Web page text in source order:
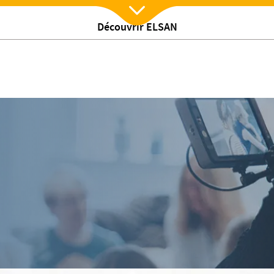
Découvrir ELSAN
Nx:Afficher menu